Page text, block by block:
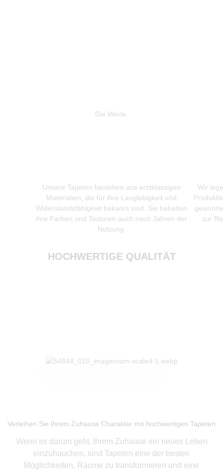
Die Werte.
Unsere Tapeten bestehen aus erstklassigen
Materialien, die für ihre Langlebigkeit und
Widerstandsfähigkeit bekannt sind. Sie behalten
ihre Farben und Texturen auch nach Jahren der
Nutzung.
HOCHWERTIGE QUALITÄT
Wir
zur
Verleihen Sie Ihrem Zuhause Charakter mit hochwertigen Tapeten
Wenn es darum geht, Ihrem Zuhause ein neues Leben
einzuhauchen, sind Tapeten eine der besten
Möglichkeiten, Räume zu transformieren und eine